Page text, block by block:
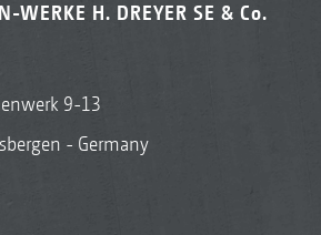
WERKE H. DREYER SE & Co.
9-13
- Germany